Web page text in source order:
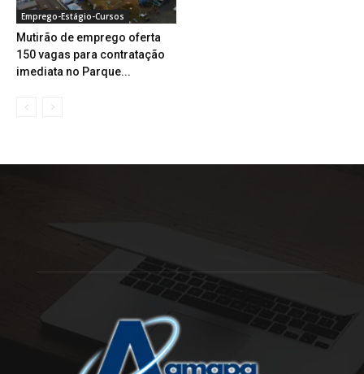
Emprego-Estágio-Cursos
Mutirão de emprego oferta
150 vagas para contratação
imediata no Parque...